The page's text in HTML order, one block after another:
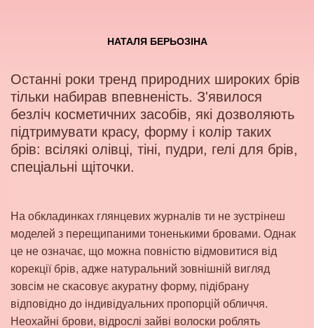
НАТАЛЯ БЕРЬОЗІНА
Останні роки тренд природних широких брів
тільки набирав впевненість. З'явилося
безліч косметичних засобів, які дозволяють
підтримувати красу, форму і колір таких
брів: всілякі олівці, тіні, пудри, гелі для брів,
спеціальні щіточки.
На обкладинках глянцевих журналів ти не зустрінеш
моделей з перещипаними тоненькими бровами. Однак
це не означає, що можна повністю відмовитися від
корекції брів, адже натуральний зовнішній вигляд
зовсім не скасовує акуратну форму, підібрану
відповідно до індивідуальних пропорцій обличчя.
Неохайні брови, відрослі зайві волоски роблять